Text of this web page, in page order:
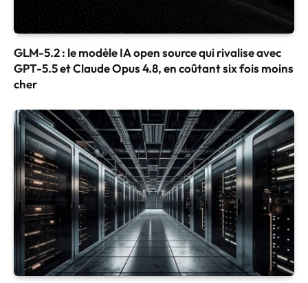
GLM-5.2 : le modèle IA open source qui rivalise avec
GPT-5.5 et Claude Opus 4.8, en coûtant six fois moins
cher